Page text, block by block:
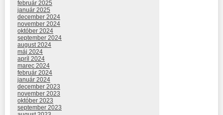
február 2025
január 2025
december 2024
november 2024
október 2024
september 2024
august 2024
máj 2024
apríl 2024
marec 2024
február 2024
január 2024
december 2023
november 2023
október 2023
september 2023